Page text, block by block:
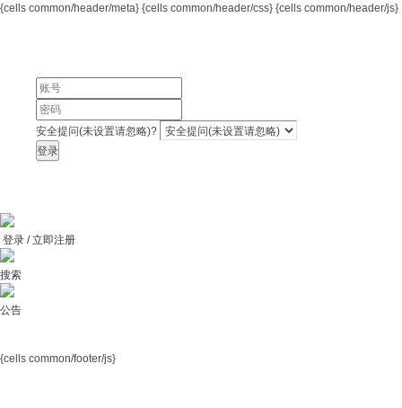
{cells common/header/meta} {cells common/header/css} {cells common/header/js}
安全提问(未设置请忽略)?
登录
登录 / 立即注册
搜索
公告
{cells common/footer/js}